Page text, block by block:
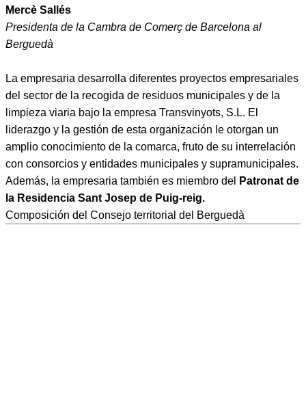
Mercè Sallés
Presidenta de la Cambra de Comerç de Barcelona al
Berguedà
La empresaria desarrolla diferentes proyectos empresariales
del sector de la recogida de residuos municipales y de la
limpieza viaria bajo la empresa Transvinyots, S.L. El
liderazgo y la gestión de esta organización le otorgan un
amplio conocimiento de la comarca, fruto de su interrelación
con consorcios y entidades municipales y supramunicipales.
Además, la empresaria también es miembro del
Patronat de
la Residencia Sant Josep de Puig-reig.
Composición del Consejo territorial del Berguedà